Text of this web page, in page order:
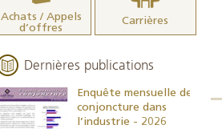
Achats / Appels
d’offres
Carrières
Dernières publications
Enquête mensuelle de
conjoncture dans
l’industrie - 2026